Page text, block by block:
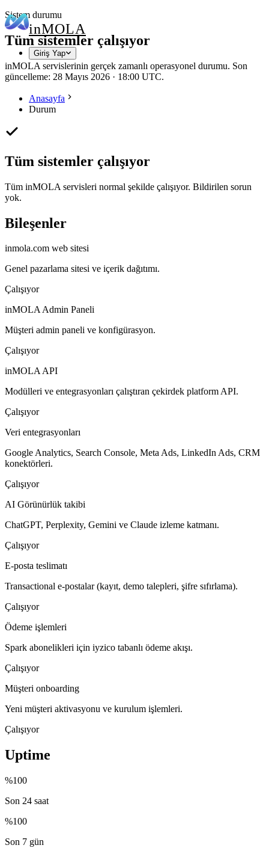
inMOLA
Giriş Yap
Sistem durumu
Tüm sistemler çalışıyor
inMOLA servislerinin gerçek zamanlı operasyonel durumu. Son
güncelleme: 28 Mayıs 2026 · 18:00 UTC.
Anasayfa
Durum
Tüm sistemler çalışıyor
Tüm inMOLA servisleri normal şekilde çalışıyor. Bildirilen sorun
yok.
Bileşenler
inmola.com web sitesi
Genel pazarlama sitesi ve içerik dağıtımı.
Çalışıyor
inMOLA Admin Paneli
Müşteri admin paneli ve konfigürasyon.
Çalışıyor
inMOLA API
Modülleri ve entegrasyonları çalıştıran çekirdek platform API.
Çalışıyor
Veri entegrasyonları
Google Analytics, Search Console, Meta Ads, LinkedIn Ads, CRM
konektörleri.
Çalışıyor
AI Görünürlük takibi
ChatGPT, Perplexity, Gemini ve Claude izleme katmanı.
Çalışıyor
E-posta teslimatı
Transactional e-postalar (kayıt, demo talepleri, şifre sıfırlama).
Çalışıyor
Ödeme işlemleri
Spark abonelikleri için iyzico tabanlı ödeme akışı.
Çalışıyor
Müşteri onboarding
Yeni müşteri aktivasyonu ve kurulum işlemleri.
Çalışıyor
Uptime
%100
Son 24 saat
%100
Son 7 gün